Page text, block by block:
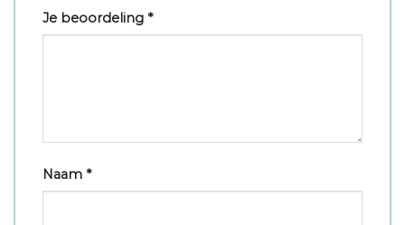
Je beoordeling *
Naam *